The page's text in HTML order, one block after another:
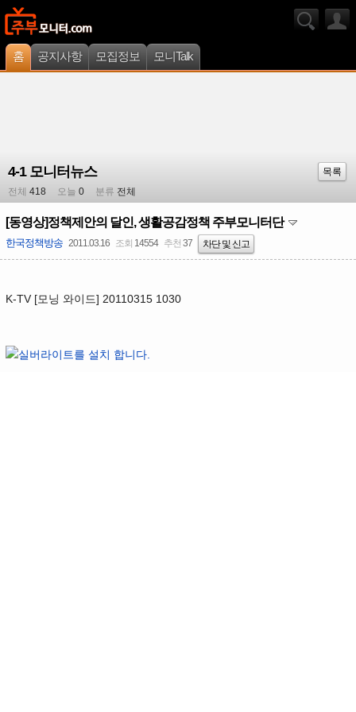
홈 공지사항 모집정보 모니Talk
4-1 모니터뉴스
목록
전체 418 오늘 0 분류 전체
[동영상]정책제안의 달인, 생활공감정책 주부모니터단
한국정책방송 2011.03.16 조회 14554 추천 37 차단 및 신고
K-TV [모닝 와이드] 20110315 1030